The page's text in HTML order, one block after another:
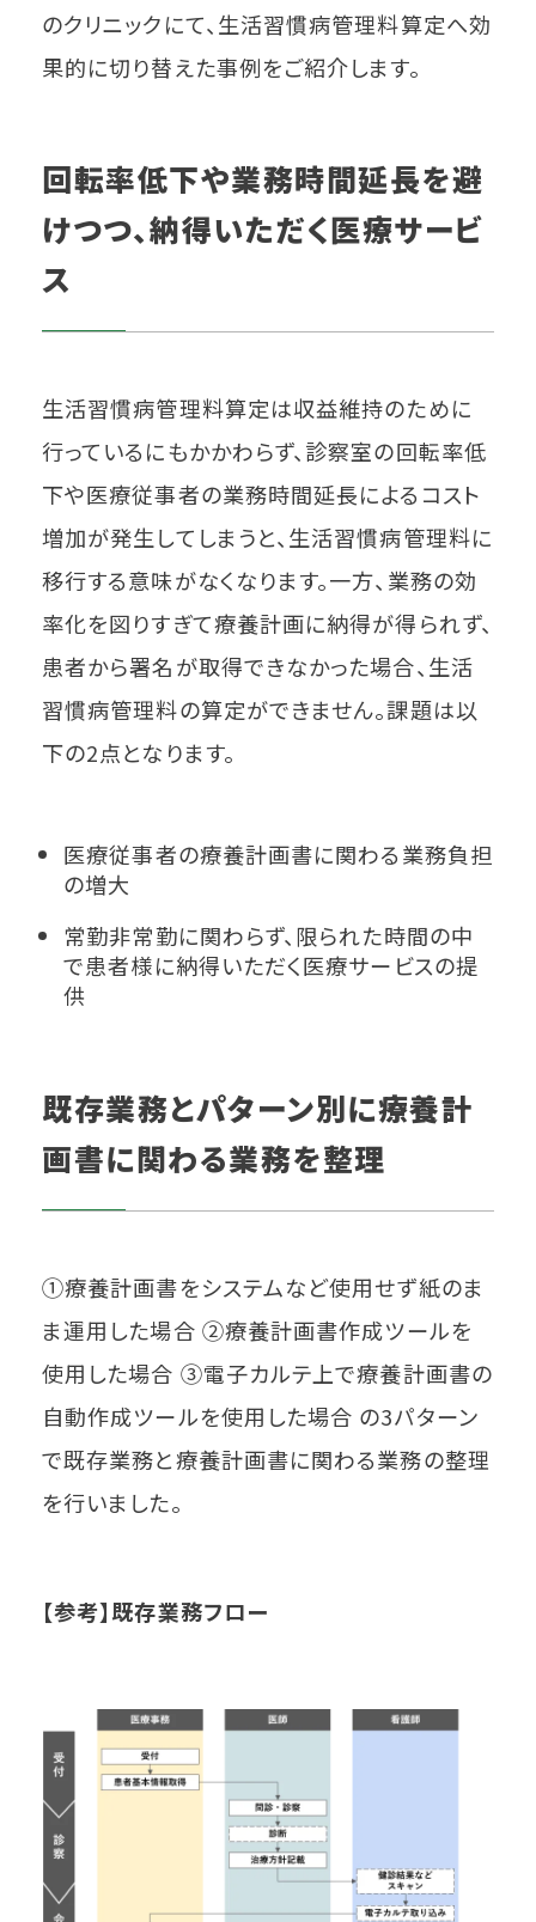
のクリニックにて、生活習慣病管理料算定へ効
果的に切り替えた事例をご紹介します。
回転率低下や業務時間延長を避
けつつ、納得いただく医療サービ
ス
生活習慣病管理料算定は収益維持のために
行っているにもかかわらず、診察室の回転率低
下や医療従事者の業務時間延長によるコスト
増加が発生してしまうと、生活習慣病管理料に
移行する意味がなくなります。一方、業務の効
率化を図りすぎて療養計画に納得が得られず、
患者から署名が取得できなかった場合、生活
習慣病管理料の算定ができません。課題は以
下の2点となります。
医療従事者の療養計画書に関わる業務負担
の増大
常勤非常勤に関わらず、限られた時間の中
で患者様に納得いただく医療サービスの提
供
既存業務とパターン別に療養計
画書に関わる業務を整理
①療養計画書をシステムなど使用せず紙のま
ま運用した場合 ②療養計画書作成ツールを
使用した場合 ③電子カルテ上で療養計画書の
自動作成ツールを使用した場合 の3パターン
で既存業務と療養計画書に関わる業務の整理
を行いました。
【参考】既存業務フロー